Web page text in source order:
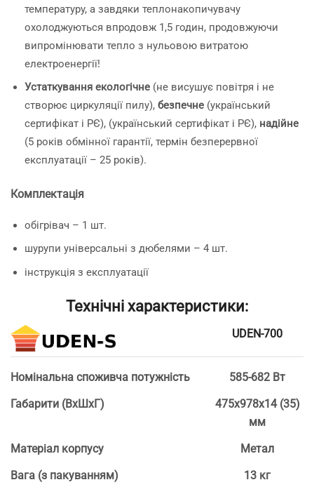
температуру, а завдяки теплонакопичувачу
охолоджуються впродовж 1,5 годин, продовжуючи
випромінювати тепло з нульовою витратою
електроенергії!
Устаткування екологічне (не висушує повітря і не
створює циркуляції пилу), безпечне (український
сертифікат і РЄ), (український сертифікат і РЄ), надійне
(5 років обмінної гарантії, термін безперервної
експлуатації – 25 років).
Комплектація
обігрівач – 1 шт.
шурупи універсальні з дюбелями – 4 шт.
інструкція з експлуатації
Технічні характеристики:
UDEN-700
Номінальна споживча потужність
585-682 Вт
Габарити (ВхШхГ)
475х978х14 (35)
мм
Матеріал корпусу
Метал
Вага (з пакуванням)
13 кг